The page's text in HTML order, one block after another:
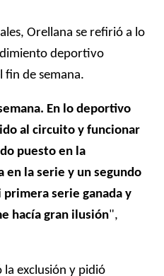
Orellana se refirió a lo
deportivo
de semana.
En lo deportivo
al circuito y funcionar
puesto en la
en la serie y un segundo
serie ganada y
hacía gran ilusión",
la exclusión y pidió